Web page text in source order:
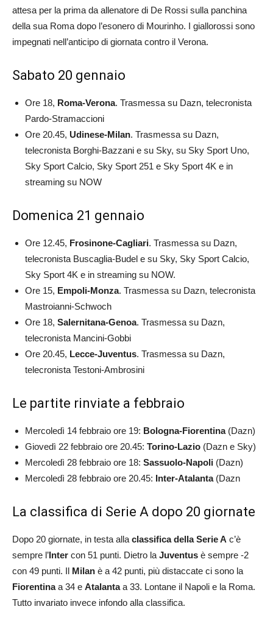
attesa per la prima da allenatore di De Rossi sulla panchina
della sua Roma dopo l’esonero di Mourinho. I giallorossi sono
impegnati nell’anticipo di giornata contro il Verona.
Sabato 20 gennaio
Ore 18, Roma-Verona. Trasmessa su Dazn, telecronista
Pardo-Stramaccioni
Ore 20.45, Udinese-Milan. Trasmessa su Dazn,
telecronista Borghi-Bazzani e su Sky, su Sky Sport Uno,
Sky Sport Calcio, Sky Sport 251 e Sky Sport 4K e in
streaming su NOW
Domenica 21 gennaio
Ore 12.45, Frosinone-Cagliari. Trasmessa su Dazn,
telecronista Buscaglia-Budel e su Sky, Sky Sport Calcio,
Sky Sport 4K e in streaming su NOW.
Ore 15, Empoli-Monza. Trasmessa su Dazn, telecronista
Mastroianni-Schwoch
Ore 18, Salernitana-Genoa. Trasmessa su Dazn,
telecronista Mancini-Gobbi
Ore 20.45, Lecce-Juventus. Trasmessa su Dazn,
telecronista Testoni-Ambrosini
Le partite rinviate a febbraio
Mercoledì 14 febbraio ore 19: Bologna-Fiorentina(Dazn)
Giovedì 22 febbraio ore 20.45: Torino-Lazio (Dazn e Sky)
Mercoledì 28 febbraio ore 18: Sassuolo-Napoli (Dazn)
Mercoledì 28 febbraio ore 20.45: Inter-Atalanta(Dazn
La classifica di Serie A dopo 20 giornate
Dopo 20 giornate, in testa alla classifica della Serie A c’è
sempre l’Inter con 51 punti. Dietro la Juventus è sempre -2
con 49 punti. Il Milan è a 42 punti, più distaccate ci sono la
Fiorentinaa 34 e Atalantaa 33. Lontane il Napoli e la Roma.
Tutto invariato invece infondo alla classifica.